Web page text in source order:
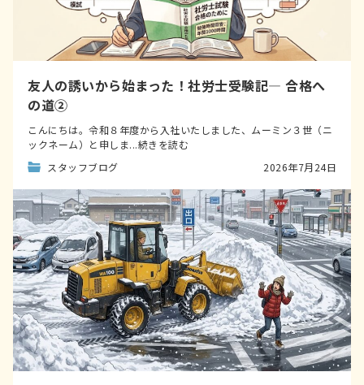
友人の誘いから始まった！社労士受験記― 合格へ
の道②
こんにちは。令和８年度から入社いたしました、ムーミン３世（ニ
ックネーム）と申しま...続きを読む
スタッフブログ
2026年7月24日